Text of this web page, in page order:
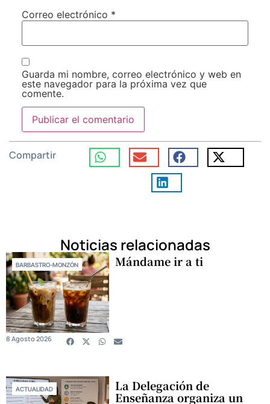
Correo electrónico *
Guarda mi nombre, correo electrónico y web en
este navegador para la próxima vez que
comente.
Compartir
Noticias relacionadas
BARBASTRO-MONZÓN Mándame ir a ti
8 Agosto 2026
ACTUALIDAD La Delegación de
Enseñanza organiza un